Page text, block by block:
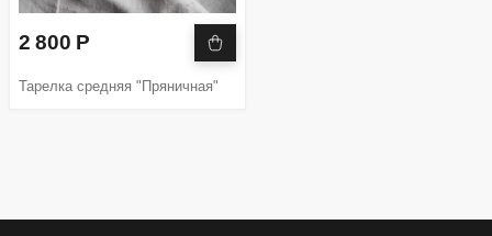
2 800 Р
Тарелка средняя "Пряничная"